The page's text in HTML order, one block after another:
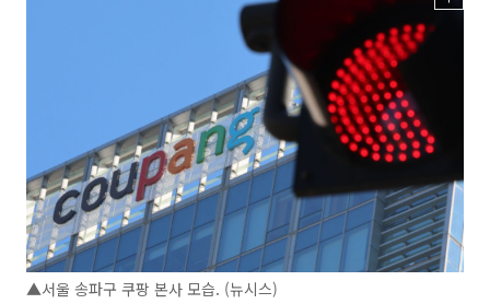
▲서울 송파구 쿠팡 본사 모습. (뉴시스)